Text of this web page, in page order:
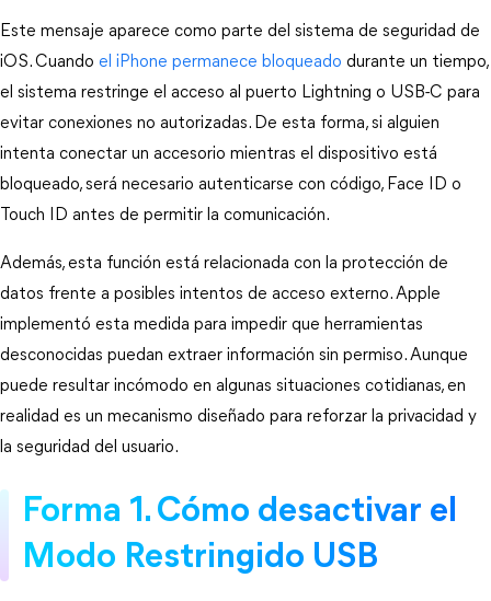
Este mensaje aparece como parte del sistema de seguridad de
iOS. Cuando el iPhone permanece bloqueado durante un tiempo,
el sistema restringe el acceso al puerto Lightning o USB-C para
evitar conexiones no autorizadas. De esta forma, si alguien
intenta conectar un accesorio mientras el dispositivo está
bloqueado, será necesario autenticarse con código, Face ID o
Touch ID antes de permitir la comunicación.
Además, esta función está relacionada con la protección de
datos frente a posibles intentos de acceso externo. Apple
implementó esta medida para impedir que herramientas
desconocidas puedan extraer información sin permiso. Aunque
puede resultar incómodo en algunas situaciones cotidianas, en
realidad es un mecanismo diseñado para reforzar la privacidad y
la seguridad del usuario.
Forma 1. Cómo desactivar el
Modo Restringido USB